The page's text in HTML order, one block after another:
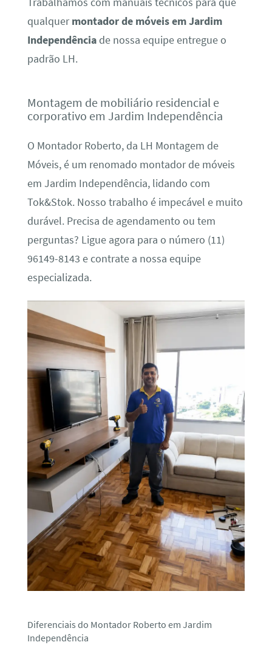
qualquermontador de móveis em Jardim
Independênciade nossa equipe entregue o
padrão LH.
Montagem de mobiliário residencial e
corporativo em Jardim Independência
O Montador Roberto, da LH Montagem de
Móveis, é um renomado montador de móveis
em Jardim Independência, lidando com
Tok&Stok. Nosso trabalho é impecável e muito
durável. Precisa de agendamento ou tem
perguntas? Ligue agora para o número (11)
96149-8143 e contrate a nossa equipe
especializada.
Diferenciais do Montador Roberto em Jardim
Independência